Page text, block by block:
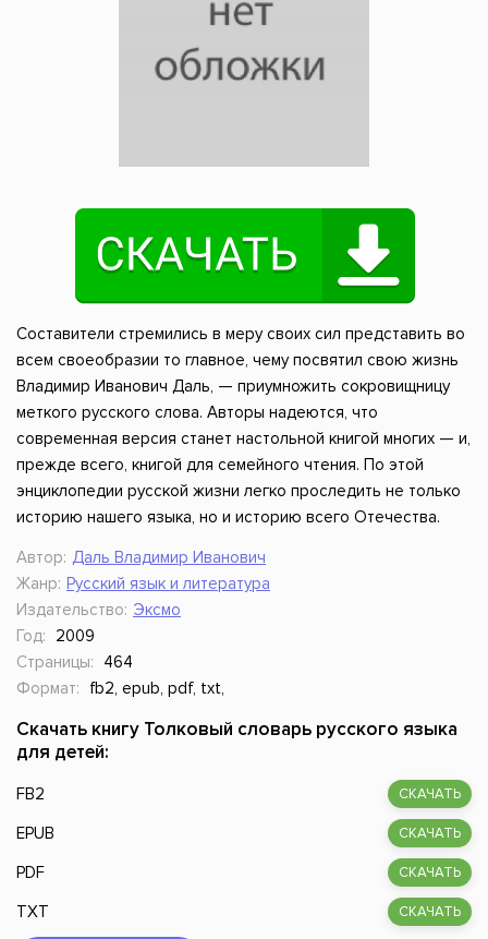
Составители стремились в меру своих сил представить во
всем своеобразии то главное, чему посвятил свою жизнь
Владимир Иванович Даль, — приумножить сокровищницу
меткого русского слова. Авторы надеются, что
современная версия станет настольной книгой многих — и,
прежде всего, книгой для семейного чтения. По этой
энциклопедии русской жизни легко проследить не только
историю нашего языка, но и историю всего Отечества.
Автор: Даль Владимир Иванович
Жанр: Русский язык и литература
Издательство: Эксмо
Год:
2009
Страницы:
464
Формат:
fb2, epub, pdf, txt,
Скачать книгу Толковый словарь русского языка
для детей:
FB2 СКАЧАТЬ
EPUB СКАЧАТЬ
PDF СКАЧАТЬ
TXT СКАЧАТЬ